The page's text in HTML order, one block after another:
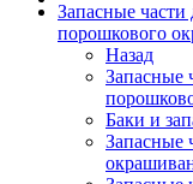
Запасные части
порошкового
Назад
Запасные
Баки и
Запасные